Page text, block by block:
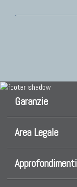
Garanzie
Area Legale
Approfondimenti